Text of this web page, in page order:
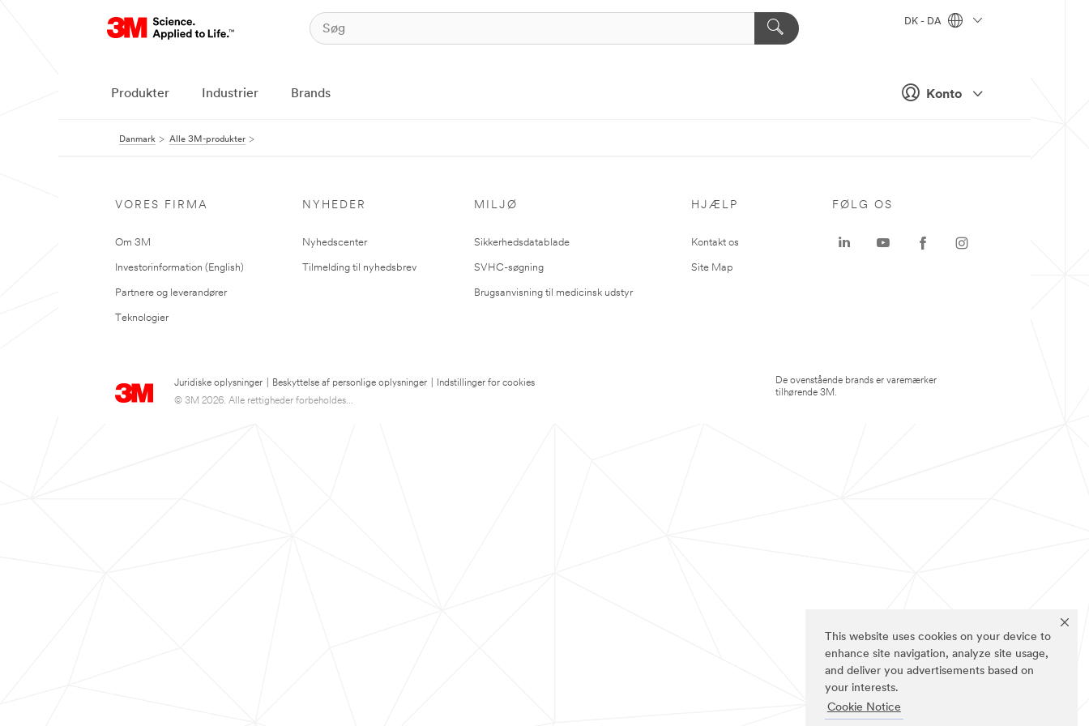
This website uses cookies on your device to
enhance site navigation, analyze site usage,
and deliver you advertisements based on
your interests.
Cookie Notice
Konto
DK - DA
Produkter Industrier Brands
Danmark Alle 3M-produkter
VORES FIRMA
Om 3M
Investorinformation (English)
Partnere og leverandører
Teknologier
NYHEDER
Nyhedscenter
Tilmelding til nyhedsbrev
MILJØ
Sikkerhedsdatablade
SVHC-søgning
Brugsanvisning til medicinsk udstyr
HJÆLP
Kontakt os
Site Map
Juridiske oplysninger Beskyttelse af personlige oplysninger
Indstillinger for cookies
© 3M 2026. Alle rettigheder forbeholdes...
FØLG OS
De ovenstående brands er varemærker
tilhørende 3M.